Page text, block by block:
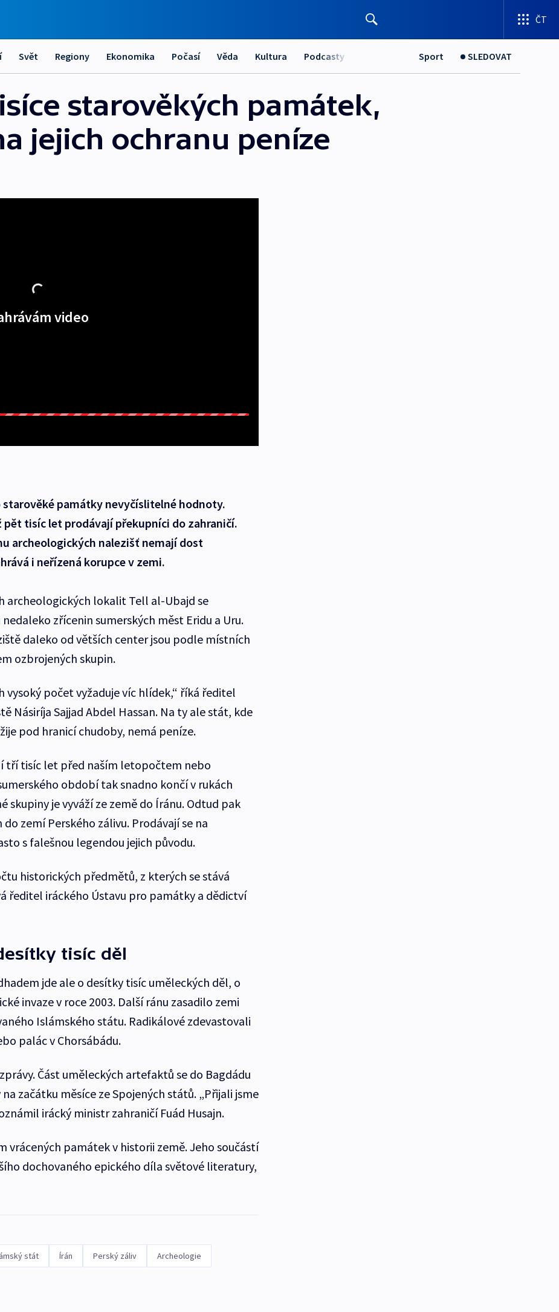
ČT
Svět Regiony Ekonomika Počasí Věda Kultura Podcasty Sport SLEDOVAT
starověkých památek,
jejich ochranu peníze
video
starověké památky nevyčíslitelné hodnoty.
tisíc let prodávají překupníci do zahraničí.
archeologických nalezišť nemají dost
i neřízená korupce v zemi.
archeologických lokalit Tell al-Ubajd se
zřícenin sumerských měst Eridu a Uru.
daleko od větších center jsou podle místních
ozbrojených skupin.
vysoký počet vyžaduje víc hlídek,“ říká ředitel
Násiríja Sajjad Abdel Hassan. Na ty ale stát, kde
pod hranicí chudoby, nemá peníze.
tří tisíc let před naším letopočtem nebo
období tak snadno končí v rukách
skupiny je vyváží ze země do Íránu. Odtud pak
zemí Perského zálivu. Prodávají se na
s falešnou legendou jejich původu.
historických předmětů, z kterých se stává
ředitel iráckého Ústavu pro památky a dědictví
tisíc děl
jde ale o desítky tisíc uměleckých děl, o
invaze v roce 2003. Další ránu zasadilo zemi
Islámského státu. Radikálové zdevastovali
palác v Chorsábádu.
Část uměleckých artefaktů se do Bagdádu
začátku měsíce ze Spojených států. „Přijali jsme
irácký ministr zahraničí Fuád Husajn.
vrácených památek v historii země. Jeho součástí
dochovaného epického díla světové literatury,
stát Írán Perský záliv Archeologie